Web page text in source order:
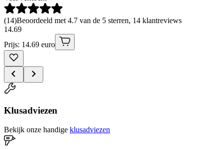
(14)Beoordeeld met 4.7 van de 5 sterren, 14 klantreviews
14.69
Prijs: 14.69 euro
Klusadviezen
Bekijk onze handige klusadviezen